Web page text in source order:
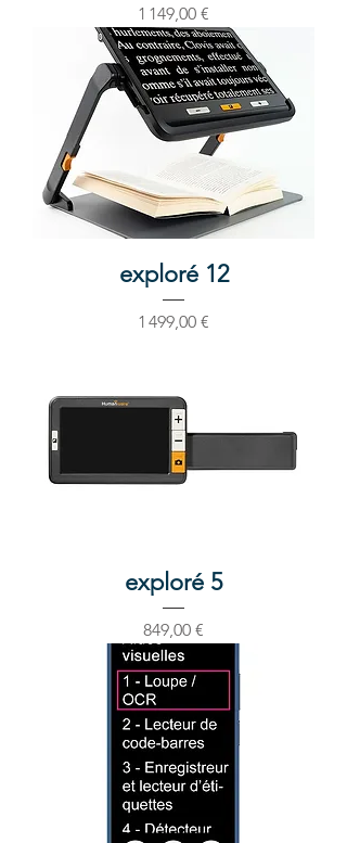
Prix
1 149,00 €
exploré 12
Prix
1 499,00 €
exploré 5
Prix
849,00 €